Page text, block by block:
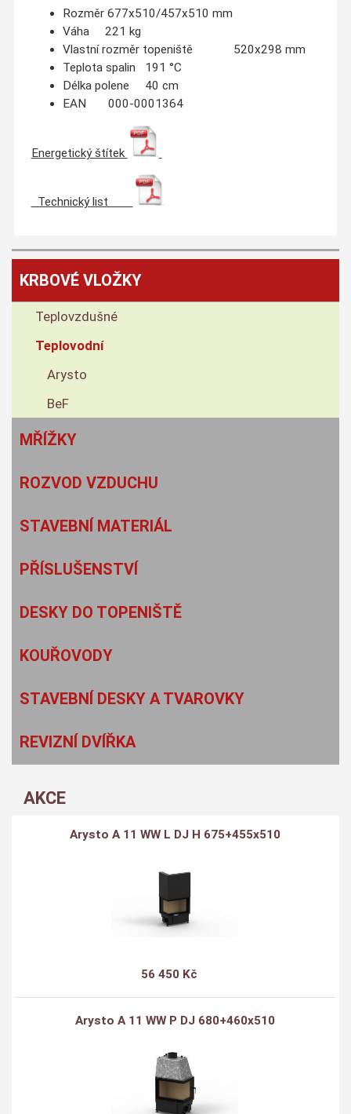
Rozměr 677x510/457x510 mm
Váha 221 kg
Vlastní rozměr topeniště 520x298 mm
Teplota spalin 191 °C
Délka polene 40 cm
EAN 000-0001364
Energetický štítek
Technický list
KRBOVÉ VLOŽKY
Teplovzdušné
Teplovodní
Arysto
BeF
MŘÍŽKY
ROZVOD VZDUCHU
STAVEBNÍ MATERIÁL
PŘÍSLUŠENSTVÍ
DESKY DO TOPENIŠTĚ
KOUŘOVODY
STAVEBNÍ DESKY A TVAROVKY
REVIZNÍ DVÍŘKA
AKCE
Arysto A 11 WW L DJ H 675+455x510
56 450 Kč
Arysto A 11 WW P DJ 680+460x510